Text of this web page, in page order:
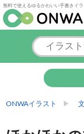
無料で使えるゆるかわいい手書きイラ
ONWAイラスト